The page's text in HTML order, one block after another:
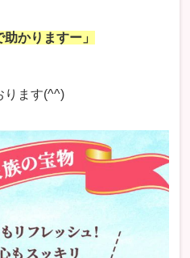
かりますー」
ります(^^)